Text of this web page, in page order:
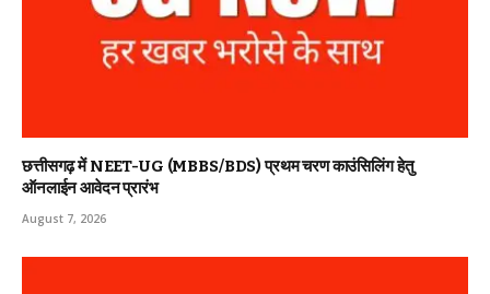
छत्तीसगढ़ में NEET-UG (MBBS/BDS) प्रथम चरण काउंसिलिंग हेतु
ऑनलाईन आवेदन प्रारंभ
August 7, 2026